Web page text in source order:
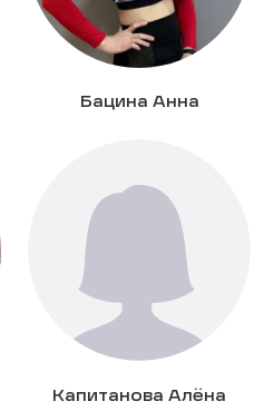
Бацина Анна
Капитанова Алёна